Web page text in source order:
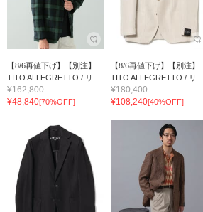
【8/6再値下げ】【別注】
TITO ALLEGRETTO / リ...
¥162,800
¥48,840[70%OFF]
【8/6再値下げ】【別注】
TITO ALLEGRETTO / リ...
¥180,400
¥108,240[40%OFF]